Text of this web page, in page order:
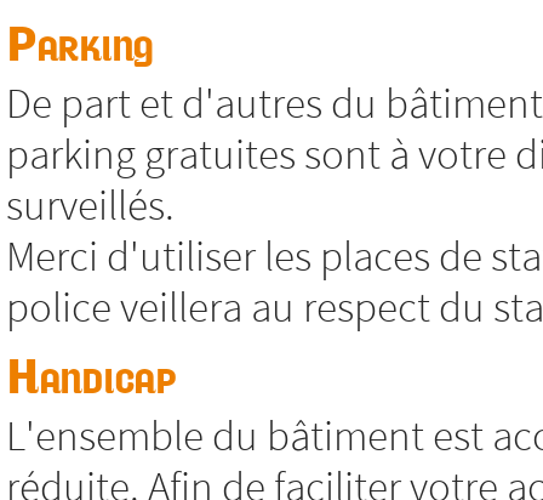
Parking
De part et d'autres du
parking gratuites sont à votre
surveillés.
Merci d'utiliser les places de
police veillera au respect du
Handicap
L'ensemble du bâtiment est
réduite. Afin de faciliter votre